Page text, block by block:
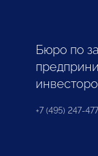
Бюро по
+7 (495) 247-